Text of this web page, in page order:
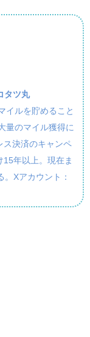
タツ丸
イルを貯めること
量のマイル獲得に
ス決済のキャンペ
年以上。現在ま
Xアカウント：